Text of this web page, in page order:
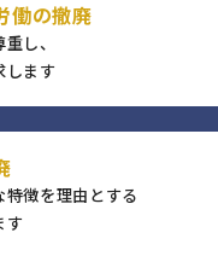
働の撤廃
し、
します
徴を理由とする
す